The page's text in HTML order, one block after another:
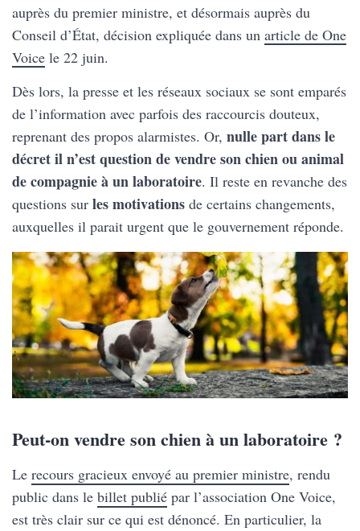
auprès du premier ministre, et désormais auprès du
Conseil d’État, décision expliquée dans un article de One
Voice le 22 juin.
Dès lors, la presse et les réseaux sociaux se sont emparés
de l’information avec parfois des raccourcis douteux,
reprenant des propos alarmistes. Or, nulle part dans le
décret il n’est question de vendre son chien ou animal
de compagnie à un laboratoire. Il reste en revanche des
questions sur les motivations de certains changements,
auxquelles il parait urgent que le gouvernement réponde.
Peut-on vendre son chien à un laboratoire ?
Le recours gracieux envoyé au premier ministre, rendu
public dans le billet publié par l’association One Voice,
est très clair sur ce qui est dénoncé. En particulier, la